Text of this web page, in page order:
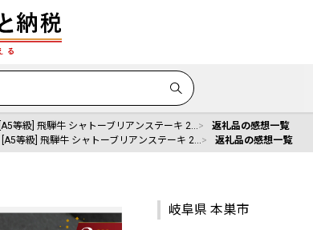
[A5等級] 飛騨牛 シャトーブリアンステーキ 2…
返礼品の感想一覧
[A5等級] 飛騨牛 シャトーブリアンステーキ 2… 返礼品の感想一覧
岐阜県 本巣市